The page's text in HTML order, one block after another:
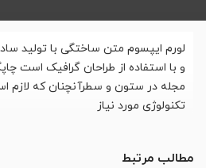
لورم ایپسوم متن ساختگی با تولید
و با استفاده از طراحان گرافیک است
مجله در ستون و سطرآنچنان که لازم
تکنولوژی مورد نیاز
مطالب مرتبط